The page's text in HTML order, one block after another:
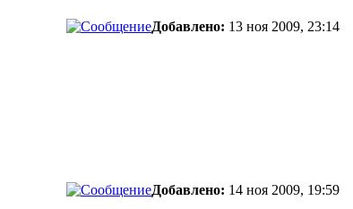
Добавлено: 13 ноя 2009, 23:14
Добавлено: 14 ноя 2009, 19:59